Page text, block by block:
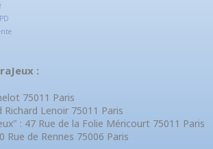
:
75011 Paris
Lenoir 75011 Paris
: 47 Rue de la Folie Méricourt 75011 Paris
Rue de Rennes 75006 Paris